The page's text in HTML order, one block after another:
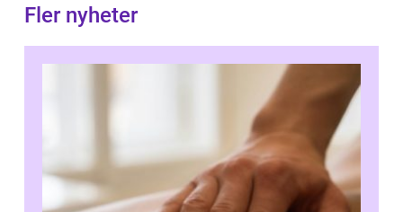
Fler nyheter